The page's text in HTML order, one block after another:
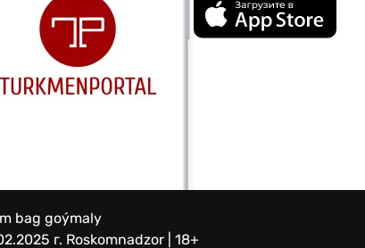
bag goýmaly
г. Roskomnadzor | 18+